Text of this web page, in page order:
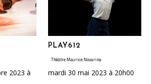
2023 à
PLAY612
Théâtre Maurice Novarina
mardi 30 mai 2023 à 20h00